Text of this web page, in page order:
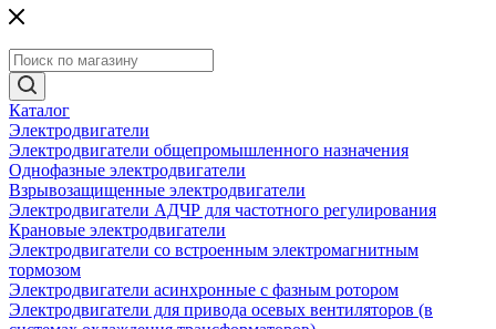
Каталог
Электродвигатели
Электродвигатели общепромышленного назначения
Однофазные электродвигатели
Взрывозащищенные электродвигатели
Электродвигатели АДЧР для частотного регулирования
Крановые электродвигатели
Электродвигатели со встроенным электромагнитным
тормозом
Электродвигатели асинхронные с фазным ротором
Электродвигатели для привода осевых вентиляторов (в